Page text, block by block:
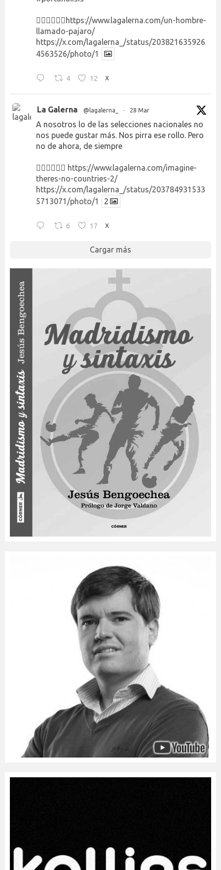
👉🏻👉🏻👉🏻 https://www.lagalerna.com/un-hombre-
llamado-pajaro/
https://x.com/lagalerna_/status/203821635926
4563526/photo/1
4 12 X
La Galerna @lagalerna_ · 28 Mar
A nosotros lo de las selecciones nacionales no
nos puede gustar más. Nos pirra ese rollo. Pero
no de ahora, de siempre
👉🏻👉🏻👉🏻 https://www.lagalerna.com/imagine-
theres-no-countries-2/
https://x.com/lagalerna_/status/203784931533
5713071/photo/1
2
6 17 X
Cargar más